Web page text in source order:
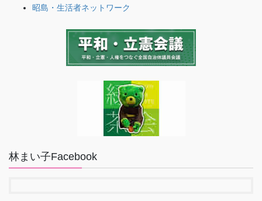
昭島・生活者ネットワーク
林まい子Facebook